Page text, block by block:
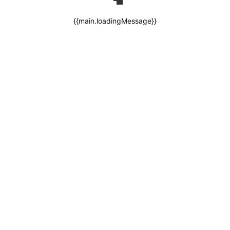
{{main.loadingMessage}}